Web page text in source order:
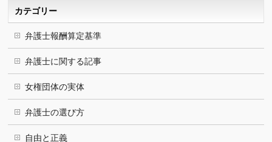
カテゴリー
弁護士報酬算定基準
弁護士に関する記事
女権団体の実体
弁護士の選び方
自由と正義